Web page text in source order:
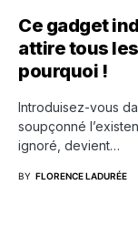
Ce gadget
attire tous
pourquoi !
Introduisez-vous
soupçonné
ignoré, devient…
BY FLORENCE LADURÉE